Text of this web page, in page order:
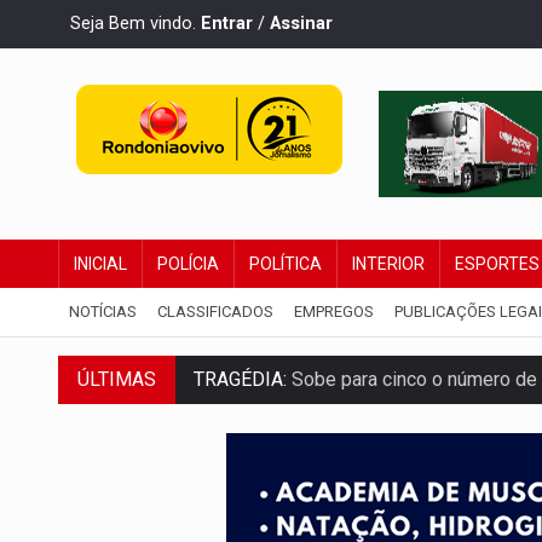
Seja Bem vindo. Entrar / Assinar
INICIAL POLÍCIA POLÍTICA INTERIOR ESPORTES
NOTÍCIAS CLASSIFICADOS EMPREGOS PUBLICAÇÕES
ÚLTIMAS TRAGÉDIA: Sobe para cinco o número
TRANSPORTE DE ARROZ:MPF
DEEPFAKE: Sancionada lei contra
COLEGIADO:Brasil e Rússia discutem